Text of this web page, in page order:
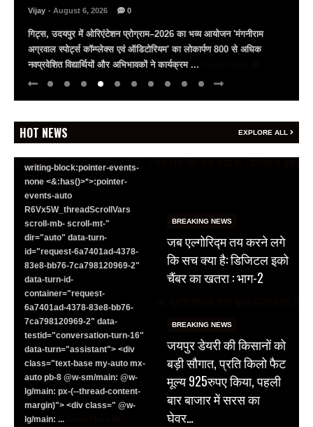
Vijay - August 6, 2026 0
वैदिक पंचांग वैदिक पंचांग और भाग्यांक (Lucky Number) के जरिए जानिए
ज्योतिष (Astrologer) पूनम गौड से कैसा रहेगा आपका आज का दिन?
(dusrikhabar.com) वैदिक पंचांग ~ ... Read More
HOT NEWS EXPLORE ALL
BREAKING NEWS
जयपुर से दुनिया को भारत
का संदेश: ब्रिक्स सम्मेलन में
छोटे उद्योगों, स्टार्टअप और
रोजगार बढ़ाने पर सहमति
<section class="text-token-
text-primary w-full
writing-block:pointer-events-
none <&:has()>*>:pointer-
events-auto
R6Vx5W_threadScrollVars
scroll-mb- scroll-mt-"
dir="auto" data-turn-
id="request-6a7401ad-4378-
83e8-bb76-7ca798120969-2"
data-turn-id-
container="request-
6a7401ad-4378-83e8-bb76-
7ca798120969-2" data-
testid="conversation-turn-16"
data-turn="assistant"> <div
class="text-base my-auto mx-
auto pb-8 @w-sm/main: @w-
lg/main: px-(--thread-content-
margin)"> <div class=" @w-
lg/main: ...
BREAKING NEWS
जब एल्गोरिद्म तय करने लगे
कि सच क्या है: डिजिटल इको
चैंबर का खतरा : भाग-2
BREAKING NEWS
जयपुर डेयरी की किसानों को
बड़ी सौगात, प्रति किलो फैट
मूल्य 925रुपए किया, पहली
बार बाजार में सरस का
घेवर…